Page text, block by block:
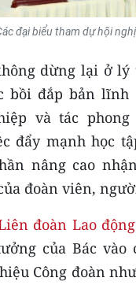
Hồng
Trung Bộ và Tây
Cửu Long
Nội
Hồ Chí Minh
đại biểu tham dự hội
dừng lại ở lý
bồi đắp bản lĩnh
và tác phong
đẩy mạnh học
nâng cao
đoàn viên,
đoàn Lao động
của Bác vào
Công đoàn